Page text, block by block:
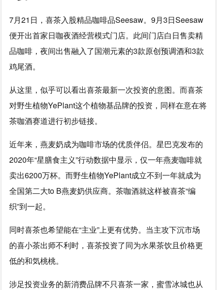
7月21日，喜茶入股精品咖啡品Seesaw。9月3日Seesaw
便开出首家日咖夜酒经营模式门店。此间门店白日售卖精
品咖啡，夜间出售融入了国潮元素的3款原创预调酒和3款
鸡尾酒。
从这里，似乎可以看出喜茶最新一次投资的意图。而喜茶
对野生植物YePlant这个植物基品牌的投资，同样在意在将
茶咖酒赛道进行初步链接。
近年来，燕麦奶成为咖啡市场的优质伴侣。星巴克发布的
2020年“星膳食主义”行动数据中显示，仅一年燕麦咖啡就
卖出6200万杯。而野生植物YePlant成立不到一年就成为
全国第二大to B燕麦奶供应商。茶咖酒就这样被喜茶“编
织”到一起。
同时喜茶也希望能在“主业”上更有优势。当主攻下沉市场
的喜小茶出师不利时，喜茶投资了同为水果茶饮且价格更
低的和気桃桃。
涉足投资业务的新消费品牌不只喜茶一家，蜜雪冰城也从